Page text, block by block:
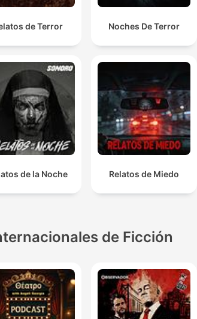
de Terror Noches De Terror
de la Noche Relatos de Miedo
de Ficción